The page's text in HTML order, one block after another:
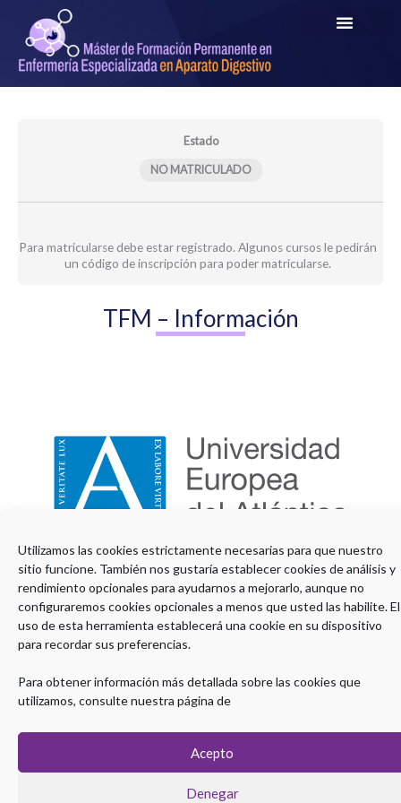
Utilizamos las cookies estrictamente necesarias para que nuestro
sitio funcione. También nos gustaría establecer cookies de análisis y
rendimiento opcionales para ayudarnos a mejorarlo, aunque no
configuraremos cookies opcionales a menos que usted las habilite. El
uso de esta herramienta establecerá una cookie en su dispositivo
para recordar sus preferencias.
Para obtener información más detallada sobre las cookies que
utilizamos, consulte nuestra página de
Acepto
Denegar
contenido
Estado
NO MATRICULADO
Para matricularse debe estar registrado. Algunos cursos le pedirán
un código de inscripción para poder matricularse.
TFM – Información
COORDINACIÓN TÉCNICA:
CON LA COLABORACIÓN DE: